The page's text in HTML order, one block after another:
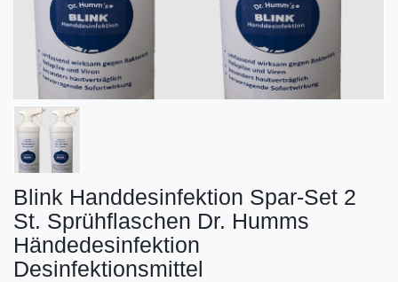
Blink Handdesinfektion Spar-Set 2
St. Sprühflaschen Dr. Humms
Händedesinfektion
Desinfektionsmittel